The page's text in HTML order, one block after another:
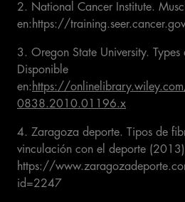
2. National Cancer Institute.
en:https://
3. Oregon State University. Types
Disponible
en: https://
0838.2010.01196.x
4. Zaragoza deporte. Tipos de
vinculación con el deporte
https://
id=2247